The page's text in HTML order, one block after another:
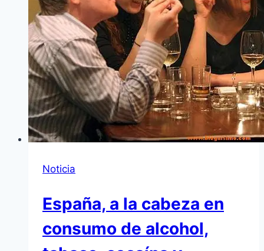
Noticia
España, a la cabeza en
consumo de alcohol,